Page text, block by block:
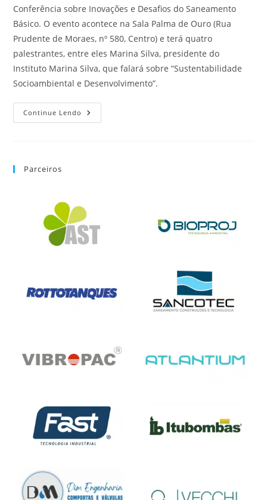
Conferência sobre Inovações e Desafios do Saneamento
Básico. O evento acontece na Sala Palma de Ouro (Rua
Prudente de Moraes, nº 580, Centro) e terá quatro
palestrantes, entre eles Marina Silva, presidente do
Instituto Marina Silva, que falará sobre “Sustentabilidade
Socioambiental e Desenvolvimento”.
Continue Lendo
Parceiros